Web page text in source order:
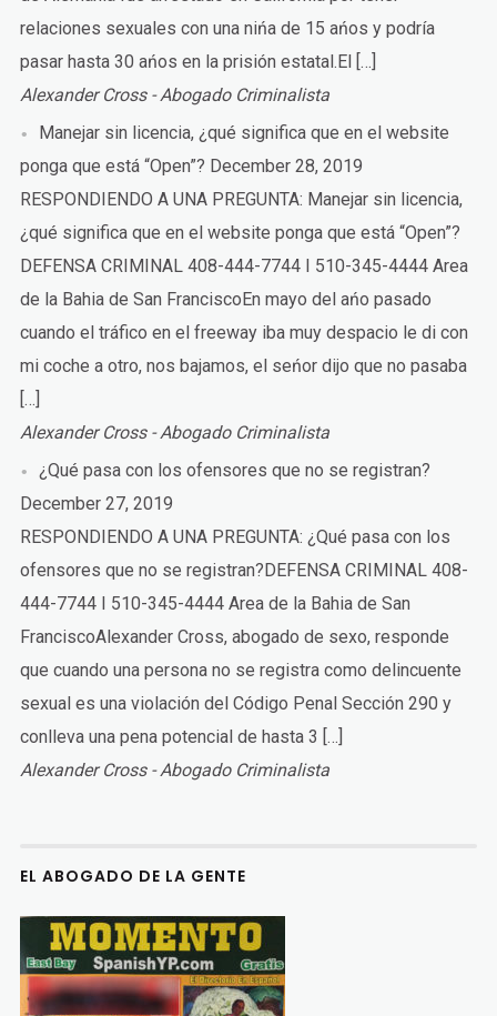
relaciones sexuales con una nińa de 15 ańos y podría
pasar hasta 30 ańos en la prisión estatal.El […]
Alexander Cross - Abogado Criminalista
Manejar sin licencia, ¿qué significa que en el website
ponga que está “Open”? December 28, 2019
RESPONDIENDO A UNA PREGUNTA: Manejar sin licencia,
¿qué significa que en el website ponga que está “Open”?
DEFENSA CRIMINAL 408-444-7744 I 510-345-4444 Area
de la Bahia de San FranciscoEn mayo del ańo pasado
cuando el tráfico en el freeway iba muy despacio le di con
mi coche a otro, nos bajamos, el seńor dijo que no pasaba
[…]
Alexander Cross - Abogado Criminalista
¿Qué pasa con los ofensores que no se registran?
December 27, 2019
RESPONDIENDO A UNA PREGUNTA: ¿Qué pasa con los
ofensores que no se registran?DEFENSA CRIMINAL 408-
444-7744 I 510-345-4444 Area de la Bahia de San
FranciscoAlexander Cross, abogado de sexo, responde
que cuando una persona no se registra como delincuente
sexual es una violación del Código Penal Sección 290 y
conlleva una pena potencial de hasta 3 […]
Alexander Cross - Abogado Criminalista
EL ABOGADO DE LA GENTE